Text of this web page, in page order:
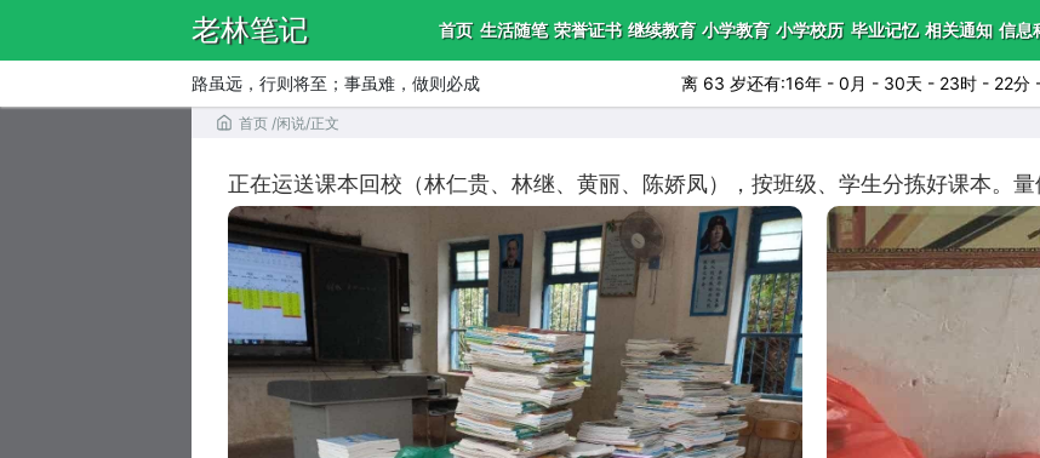
老林笔记 首页 生活随笔 荣誉证书 继续教育 小学教育 小学校历 毕业记忆 相关通知 信息
路虽远，行则将至；事虽难，做则必成 离 63 岁还有:16年 - 0月 - 30天 - 23时 - 22分
首页 /闲说/正文
正在运送课本回校（林仁贵、林继、黄丽、陈娇凤），按班级、学生分拣好课本。量